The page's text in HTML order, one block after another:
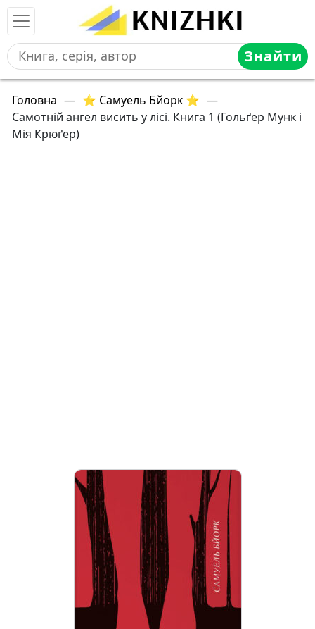
Знайти
Головна — ⭐ Самуель Бйорк ⭐ —
Самотній ангел висить у лісі. Книга 1 (Гольґер Мунк і
Мія Крюґер)